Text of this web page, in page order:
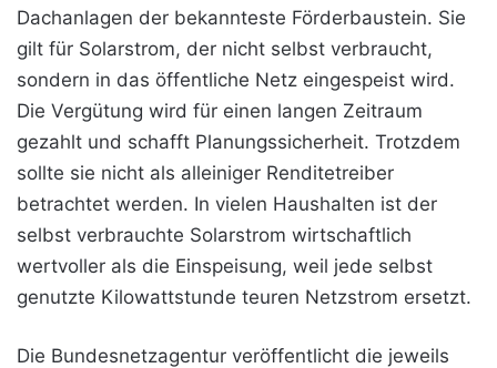
Dachanlagen der bekannteste Förderbaustein. Sie
gilt für Solarstrom, der nicht selbst verbraucht,
sondern in das öffentliche Netz eingespeist wird.
Die Vergütung wird für einen langen Zeitraum
gezahlt und schafft Planungssicherheit. Trotzdem
sollte sie nicht als alleiniger Renditetreiber
betrachtet werden. In vielen Haushalten ist der
selbst verbrauchte Solarstrom wirtschaftlich
wertvoller als die Einspeisung, weil jede selbst
genutzte Kilowattstunde teuren Netzstrom ersetzt.
Die Bundesnetzagentur veröffentlicht die jeweils